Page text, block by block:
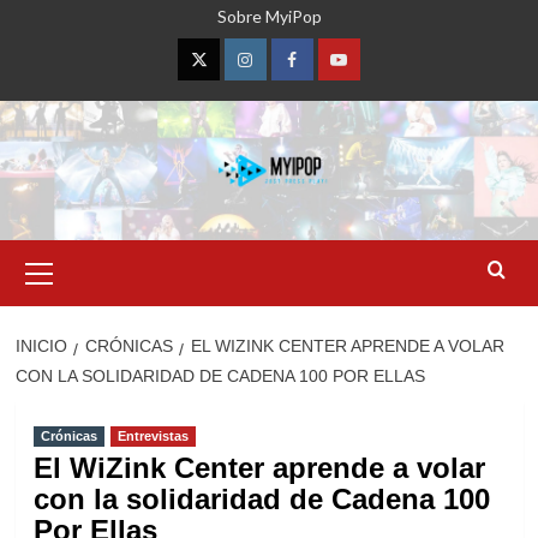
Sobre MyiPop
TwitterInstagramFacebookYouTube
primario
INICIO CRÓNICAS
EL WIZINK CENTER APRENDE A VOLAR
CON LA SOLIDARIDAD DE CADENA 100 POR ELLAS
Crónicas Entrevistas
El WiZink Center aprende a volar
con la solidaridad de Cadena 100
Por Ellas